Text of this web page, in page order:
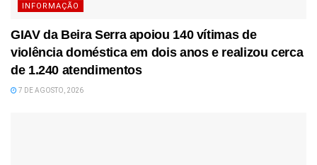
INFORMAÇÃO
GIAV da Beira Serra apoiou 140 vítimas de
violência doméstica em dois anos e realizou cerca
de 1.240 atendimentos
7 DE AGOSTO, 2026